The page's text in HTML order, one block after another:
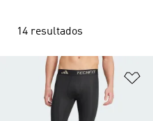
14 resultados